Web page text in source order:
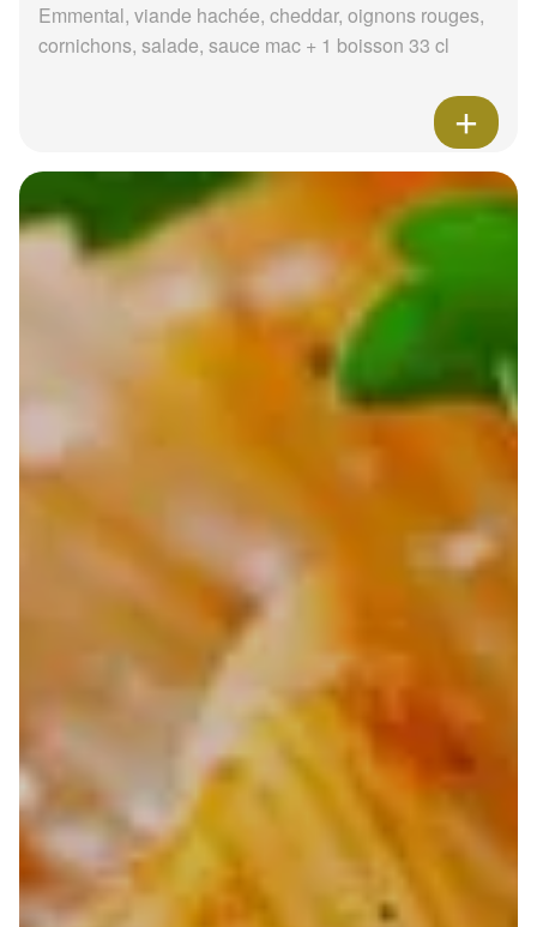
Emmental, viande hachée, cheddar, oignons rouges,
cornichons, salade, sauce mac + 1 boisson 33 cl